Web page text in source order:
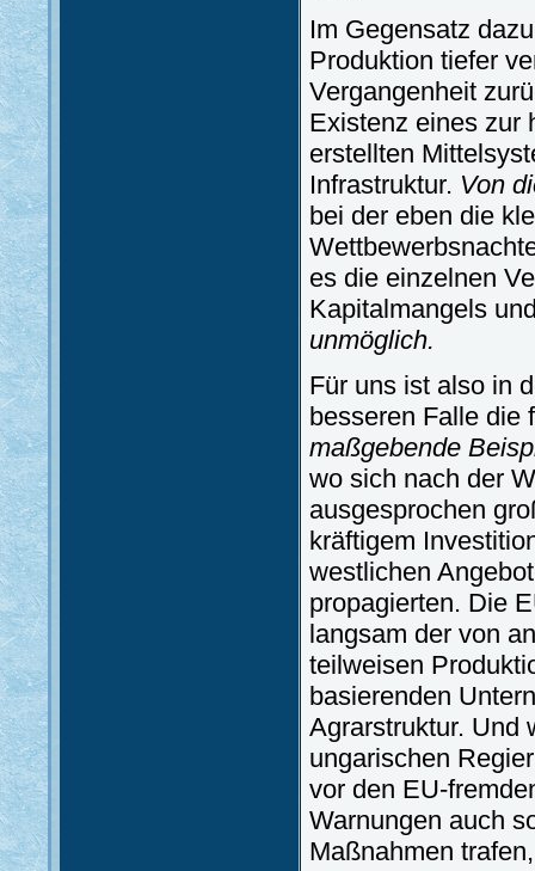
Im Gegensatz
Produktion tiefer
Vergangenheit
Existenz eines zur
erstellten
Infrastruktur. Von
bei der eben die
es die einzelnen
Kapitalmangels
unmöglich.
Für uns ist also in
besseren Falle die
maßgebende
wo sich nach der
ausgesprochen
kräftigem
westlichen
propagierten. Die
langsam der von
teilweisen
basierenden
Agrarstruktur. Und
ungarischen
vor den EU-
Warnungen auch
Maßnahmen